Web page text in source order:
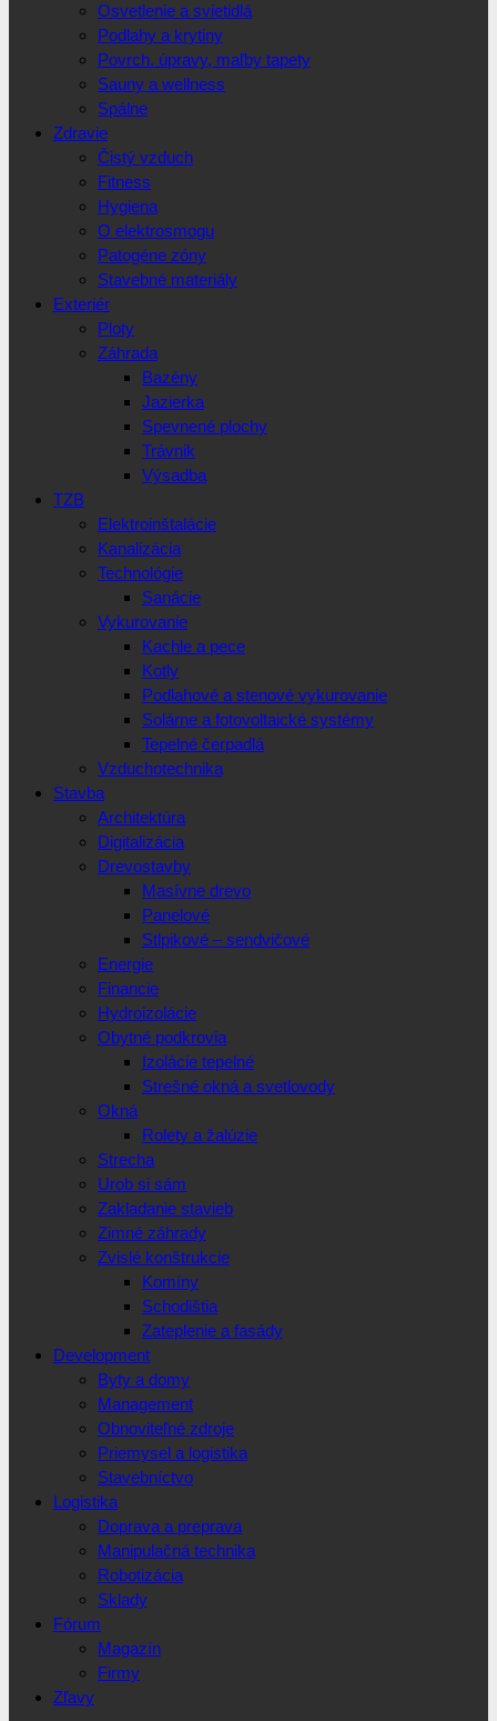
Osvetlenie a svietidlá
Podlahy a krytiny
Povrch. úpravy, maľby tapety
Sauny a wellness
Spálne
Zdravie
Čistý vzduch
Fitness
Hygiena
O elektrosmogu
Patogéne zóny
Stavebné materiály
Exteriér
Ploty
Záhrada
Bazény
Jazierka
Spevnené plochy
Trávnik
Výsadba
TZB
Elektroinštalácie
Kanalizácia
Technológie
Sanácie
Vykurovanie
Kachle a pece
Kotly
Podlahové a stenové vykurovanie
Solárne a fotovoltaické systémy
Tepelné čerpadlá
Vzduchotechnika
Stavba
Architektúra
Digitalizácia
Drevostavby
Masívne drevo
Panelové
Stlpikové – sendvičové
Energie
Financie
Hydroizolácie
Obytné podkrovia
Izolácie tepelné
Strešné okná a svetlovody
Okná
Rolety a žalúzie
Strecha
Urob si sám
Zakladanie stavieb
Zimné záhrady
Zvislé konštrukcie
Komíny
Schodištia
Zateplenie a fasády
Development
Byty a domy
Management
Obnoviteľné zdroje
Priemysel a logistika
Stavebníctvo
Logistika
Doprava a preprava
Manipulačná technika
Robotizácia
Sklady
Fórum
Magazín
Firmy
Zľavy